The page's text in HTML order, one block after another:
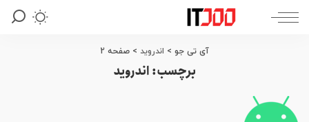
آی تی جو > اندروید > صفحه 2
برچسب:اندروید